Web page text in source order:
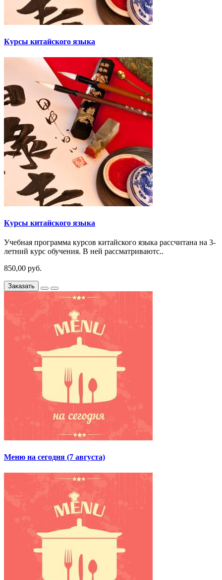
Курсы китайского языка
Курсы китайского языка
Учебная программа курсов китайского языка рассчитана на 3-
летний курс обучения. В ней рассматриваютс..
850,00 руб.
Заказать
Меню на сегодня (7 августа)